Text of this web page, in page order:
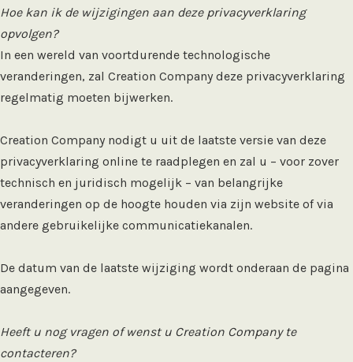
Hoe kan ik de wijzigingen aan deze privacyverklaring
opvolgen?
In een wereld van voortdurende technologische
veranderingen, zal Creation Company deze privacyverklaring
regelmatig moeten bijwerken.
Creation Company nodigt u uit de laatste versie van deze
privacyverklaring online te raadplegen en zal u – voor zover
technisch en juridisch mogelijk – van belangrijke
veranderingen op de hoogte houden via zijn website of via
andere gebruikelijke communicatiekanalen.
De datum van de laatste wijziging wordt onderaan de pagina
aangegeven.
Heeft u nog vragen of wenst u Creation Company te
contacteren?